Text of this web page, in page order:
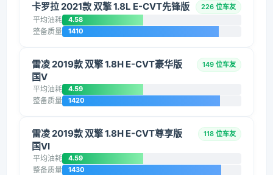
卡罗拉 2021款 双擎 1.8L E-CVT先锋版 226 位车友
平均油耗 4.58
整备质量 1410
雷凌 2019款 双擎 1.8H E-CVT豪华版
国V
149 位车友
平均油耗 4.59
整备质量 1420
雷凌 2019款 双擎 1.8H E-CVT尊享版
国VI
118 位车友
平均油耗 4.59
整备质量 1430